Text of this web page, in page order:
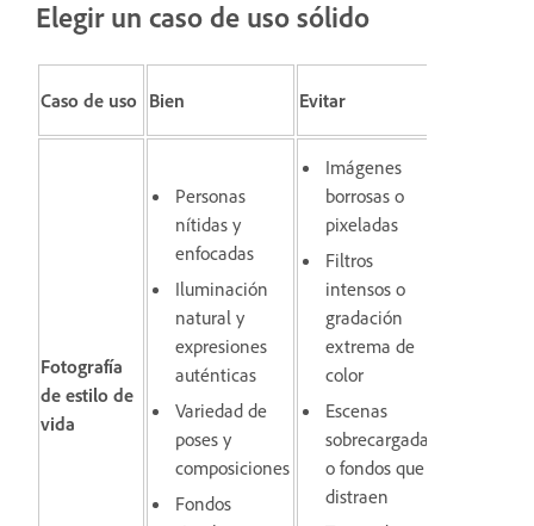
Elegir un caso de uso sólido
Caso de uso Bien Evitar
Fotografía
de estilo de
vida
Personas
nítidas y
enfocadas
Iluminación
natural y
expresiones
auténticas
Variedad de
poses y
composiciones
Fondos
Imágenes
borrosas o
pixeladas
Filtros
intensos o
gradación
extrema de
color
Escenas
sobrecargadas
o fondos que
distraen